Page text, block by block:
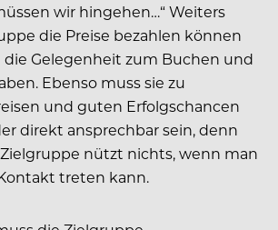
wir hingehen…“ Weiters
die Preise bezahlen können
Gelegenheit zum Buchen und
Ebenso muss sie zu
und guten Erfolgschancen
direkt ansprechbar sein, denn
nützt nichts, wenn man
treten kann.